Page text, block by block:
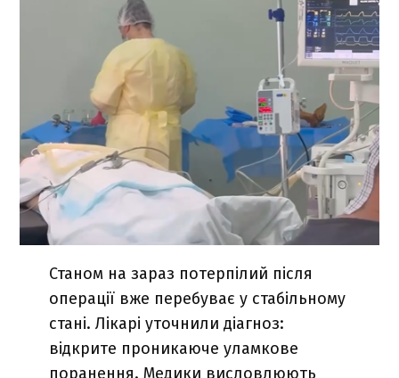
Станом на зараз потерпілий після
операції вже перебуває у стабільному
стані. Лікарі уточнили діагноз:
відкрите проникаюче уламкове
поранення. Медики висловлюють